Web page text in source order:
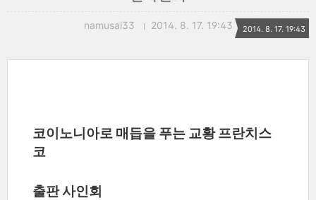
namusai33 2014. 8. 17. 19:43 2014. 8. 17. 19:43
코이노니아로 매듭을 푸는 교황 프란치스
코
출판 사인회